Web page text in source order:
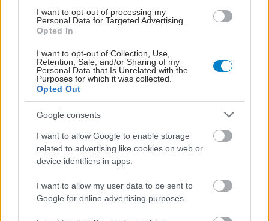
I want to opt-out of processing my
Personal Data for Targeted Advertising.
Opted In
I want to opt-out of Collection, Use,
Retention, Sale, and/or Sharing of my
Personal Data that Is Unrelated with the
Purposes for which it was collected.
Opted Out
Google consents
I want to allow Google to enable storage
related to advertising like cookies on web or
device identifiers in apps.
I want to allow my user data to be sent to
Google for online advertising purposes.